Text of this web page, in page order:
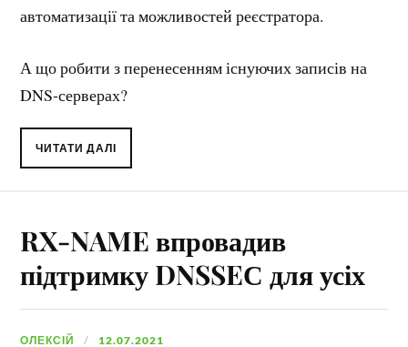
автоматизації та можливостей реєстратора.
А що робити з перенесенням існуючих записів на
DNS-серверах?
ЧИТАТИ ДАЛІ
RX-NAME впровадив
підтримку DNSSEС для усіх
ОЛЕКСІЙ 12.07.2021